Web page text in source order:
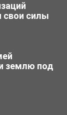
свои силы
землю под